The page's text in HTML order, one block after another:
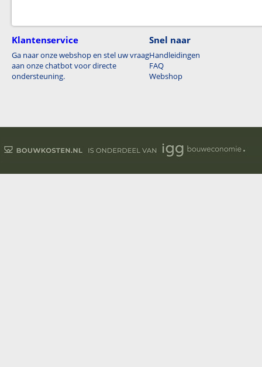
Klantenservice
Ga naar onze webshop en stel uw vraag
aan onze chatbot voor directe
ondersteuning.
Snel naar
Handleidingen
FAQ
Webshop